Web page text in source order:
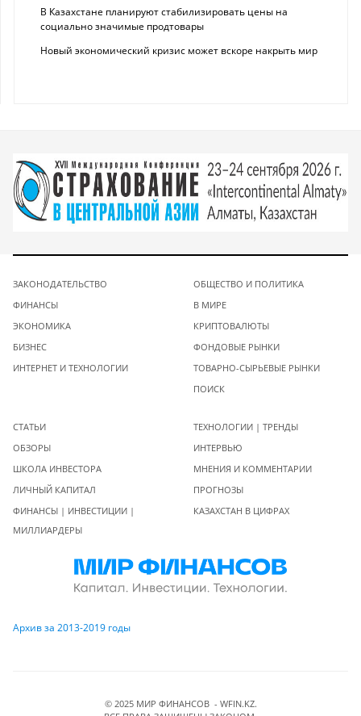
В Казахстане планируют стабилизировать цены на
социально значимые продтовары
Новый экономический кризис может вскоре накрыть мир
ЗАКОНОДАТЕЛЬСТВО
ФИНАНСЫ
ЭКОНОМИКА
БИЗНЕС
ИНТЕРНЕТ И ТЕХНОЛОГИИ
ОБЩЕСТВО И ПОЛИТИКА
В МИРЕ
КРИПТОВАЛЮТЫ
ФОНДОВЫЕ РЫНКИ
ТОВАРНО-СЫРЬЕВЫЕ РЫНКИ
ПОИСК
СТАТЬИ
ОБЗОРЫ
ШКОЛА ИНВЕСТОРА
ЛИЧНЫЙ КАПИТАЛ
ФИНАНСЫ | ИНВЕСТИЦИИ |
МИЛЛИАРДЕРЫ
ТЕХНОЛОГИИ | ТРЕНДЫ
ИНТЕРВЬЮ
МНЕНИЯ И КОММЕНТАРИИ
ПРОГНОЗЫ
КАЗАХСТАН В ЦИФРАХ
Архив за 2013-2019 годы
© 2025 МИР ФИНАНСОВ - WFIN.KZ.